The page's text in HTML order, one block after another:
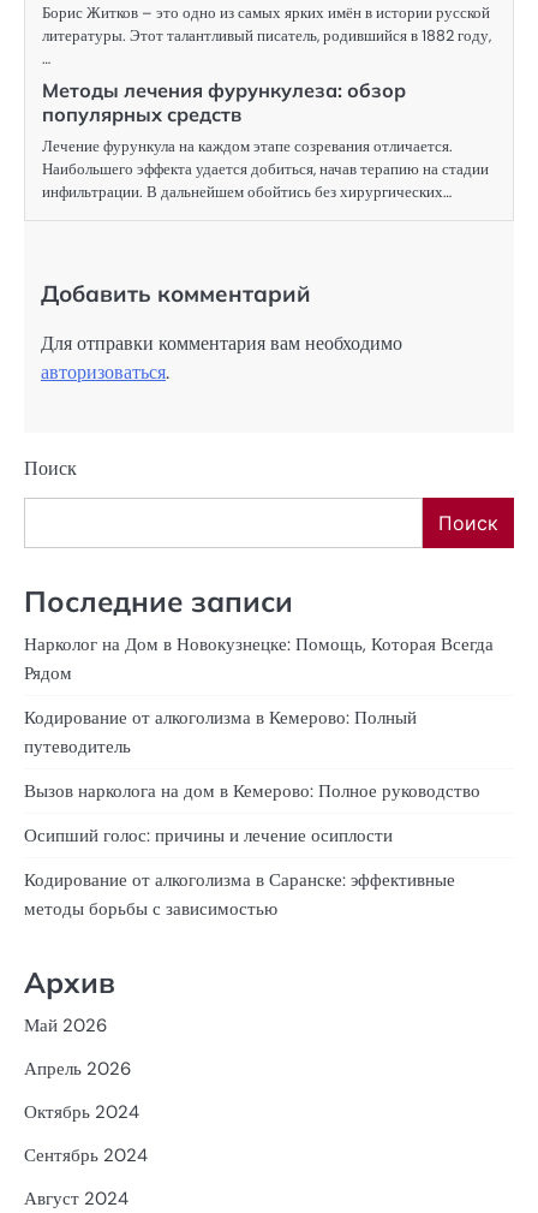
Борис Житков – это одно из самых ярких имён в истории русской
литературы. Этот талантливый писатель, родившийся в 1882 году,
…
Методы лечения фурункулеза: обзор
популярных средств
Лечение фурункула на каждом этапе созревания отличается.
Наибольшего эффекта удается добиться, начав терапию на стадии
инфильтрации. В дальнейшем обойтись без хирургических…
Добавить комментарий
Для отправки комментария вам необходимо
авторизоваться.
Поиск
Поиск
Последние записи
Нарколог на Дом в Новокузнецке: Помощь, Которая Всегда
Рядом
Кодирование от алкоголизма в Кемерово: Полный
путеводитель
Вызов нарколога на дом в Кемерово: Полное руководство
Осипший голос: причины и лечение осиплости
Кодирование от алкоголизма в Саранске: эффективные
методы борьбы с зависимостью
Архив
Май 2026
Апрель 2026
Октябрь 2024
Сентябрь 2024
Август 2024